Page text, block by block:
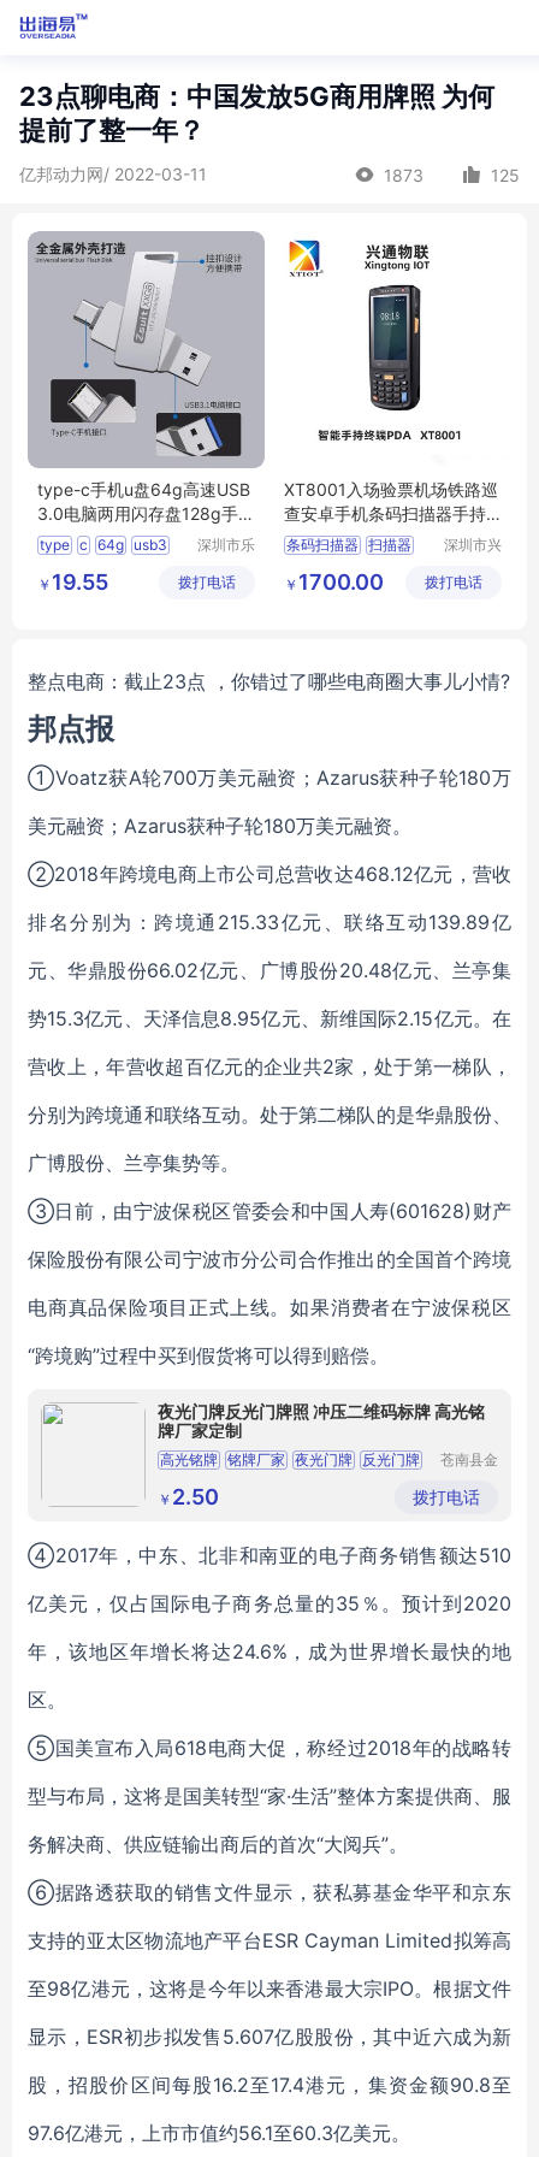
23点聊电商：中国发放5G商用牌照 为何
提前了整一年？
亿邦动力网/ 2022-03-11 1873 125
type-c手机u盘64g高速USB
3.0电脑两用闪存盘128g手机
OTG扩展优盘
type c 64g usb3
深圳市乐
技有限公
￥ 19.55 拨打电话
XT8001入场验票机场铁路巡
查安卓手机条码扫描器手持
终端pda
条码扫描器 扫描器
安卓手机
深圳市兴
技有限公
￥ 1700.00 拨打电话
整点电商：截止23点 ，你错过了哪些电商圈大事儿小情?
邦点报
①Voatz获A轮700万美元融资；Azarus获种子轮180万
美元融资；Azarus获种子轮180万美元融资。
②2018年跨境电商上市公司总营收达468.12亿元，营收
排名分别为：跨境通215.33亿元、联络互动139.89亿
元、华鼎股份66.02亿元、广博股份20.48亿元、兰亭集
势15.3亿元、天泽信息8.95亿元、新维国际2.15亿元。在
营收上，年营收超百亿元的企业共2家，处于第一梯队，
分别为跨境通和联络互动。处于第二梯队的是华鼎股份、
广博股份、兰亭集势等。
③日前，由宁波保税区管委会和中国人寿(601628)财产
保险股份有限公司宁波市分公司合作推出的全国首个跨境
电商真品保险项目正式上线。如果消费者在宁波保税区
“跨境购”过程中买到假货将可以得到赔偿。
夜光门牌反光门牌照 冲压二维码标牌 高光铭
牌厂家定制
高光铭牌 铭牌厂家 夜光门牌 反光门牌
门户标牌
苍南县金
工艺品厂
￥ 2.50 拨打电话
④2017年，中东、北非和南亚的电子商务销售额达510
亿美元，仅占国际电子商务总量的35％。预计到2020
年，该地区年增长将达24.6%，成为世界增长最快的地
区。
⑤国美宣布入局618电商大促，称经过2018年的战略转
型与布局，这将是国美转型“家·生活”整体方案提供商、服
务解决商、供应链输出商后的首次“大阅兵”。
⑥据路透获取的销售文件显示，获私募基金华平和京东
支持的亚太区物流地产平台ESR Cayman Limited拟筹高
至98亿港元，这将是今年以来香港最大宗IPO。根据文件
显示，ESR初步拟发售5.607亿股股份，其中近六成为新
股，招股价区间每股16.2至17.4港元，集资金额90.8至
97.6亿港元，上市市值约56.1至60.3亿美元。